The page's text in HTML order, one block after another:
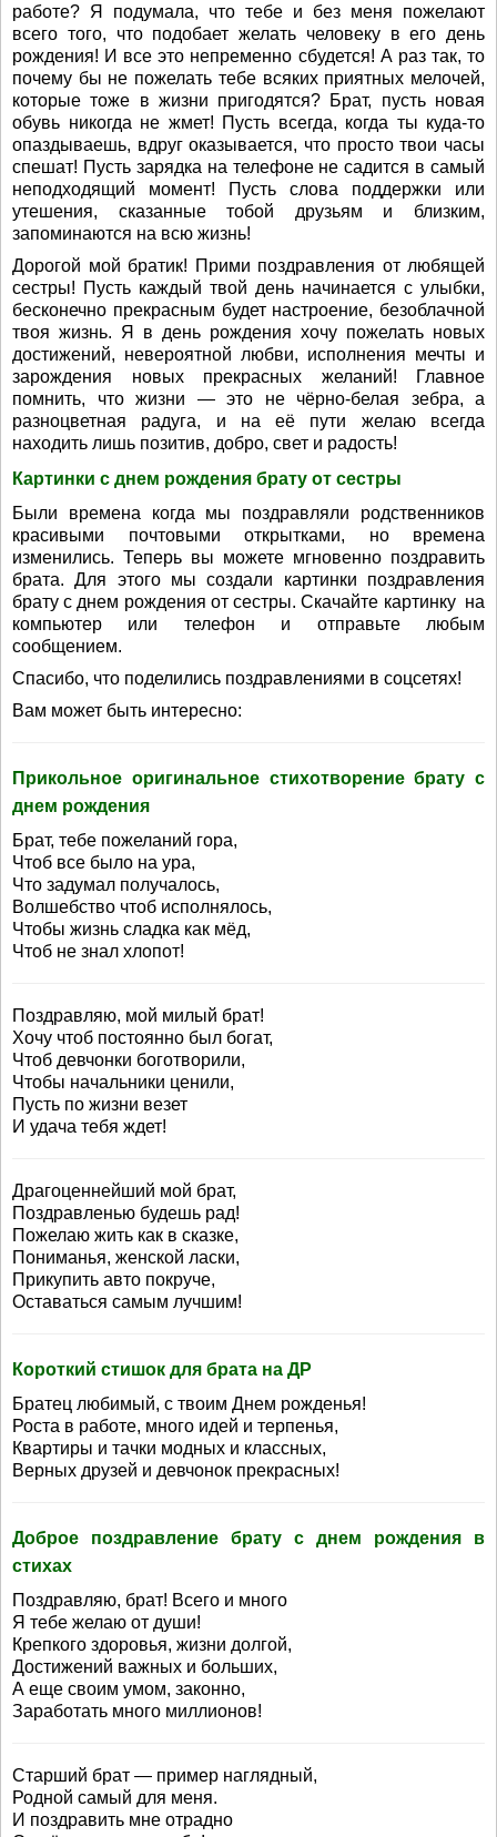
работе? Я подумала, что тебе и без меня пожелают
всего того, что подобает желать человеку в его день
рождения! И все это непременно сбудется! А раз так, то
почему бы не пожелать тебе всяких приятных мелочей,
которые тоже в жизни пригодятся? Брат, пусть новая
обувь никогда не жмет! Пусть всегда, когда ты куда-то
опаздываешь, вдруг оказывается, что просто твои часы
спешат! Пусть зарядка на телефоне не садится в самый
неподходящий момент! Пусть слова поддержки или
утешения, сказанные тобой друзьям и близким,
запоминаются на всю жизнь!
Дорогой мой братик! Прими поздравления от любящей
сестры! Пусть каждый твой день начинается с улыбки,
бесконечно прекрасным будет настроение, безоблачной
твоя жизнь. Я в день рождения хочу пожелать новых
достижений, невероятной любви, исполнения мечты и
зарождения новых прекрасных желаний! Главное
помнить, что жизни — это не чёрно-белая зебра, а
разноцветная радуга, и на её пути желаю всегда
находить лишь позитив, добро, свет и радость!
Картинки с днем рождения брату от сестры
Были времена когда мы поздравляли родственников
красивыми почтовыми открытками, но времена
изменились. Теперь вы можете мгновенно поздравить
брата. Для этого мы создали картинки поздравления
брату с днем рождения от сестры. Скачайте картинку на
компьютер или телефон и отправьте любым
сообщением.
Спасибо, что поделились поздравлениями в соцсетях!
Вам может быть интересно:
Прикольное оригинальное стихотворение брату с
днем рождения
Брат, тебе пожеланий гора,
Чтоб все было на ура,
Что задумал получалось,
Волшебство чтоб исполнялось,
Чтобы жизнь сладка как мёд,
Чтоб не знал хлопот!
Поздравляю, мой милый брат!
Хочу чтоб постоянно был богат,
Чтоб девчонки боготворили,
Чтобы начальники ценили,
Пусть по жизни везет
И удача тебя ждет!
Драгоценнейший мой брат,
Поздравленью будешь рад!
Пожелаю жить как в сказке,
Пониманья, женской ласки,
Прикупить авто покруче,
Оставаться самым лучшим!
Короткий стишок для брата на ДР
Братец любимый, с твоим Днем рожденья!
Роста в работе, много идей и терпенья,
Квартиры и тачки модных и классных,
Верных друзей и девчонок прекрасных!
Доброе поздравление брату с днем рождения в
стихах
Поздравляю, брат! Всего и много
Я тебе желаю от души!
Крепкого здоровья, жизни долгой,
Достижений важных и больших,
А еще своим умом, законно,
Заработать много миллионов!
Старший брат — пример наглядный,
Родной самый для меня.
И поздравить мне отрадно